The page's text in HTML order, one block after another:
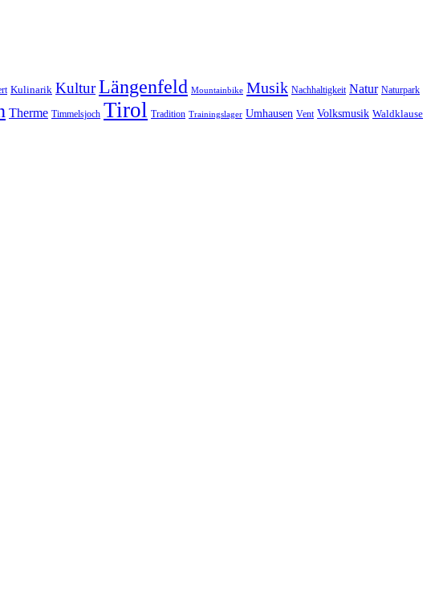
Kulinarik KulturLängenfeld Mountainbike Musik Nachhaltigkeit Natur Naturpark
Therme Timmelsjoch Tirol Tradition Trainingslager Umhausen Vent Volksmusik Waldklause